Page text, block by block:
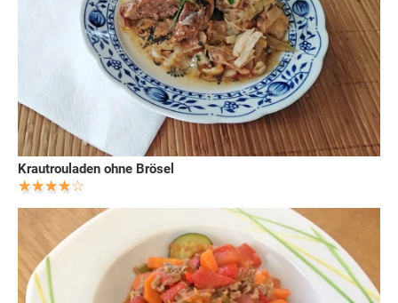
Krautrouladen ohne Brösel